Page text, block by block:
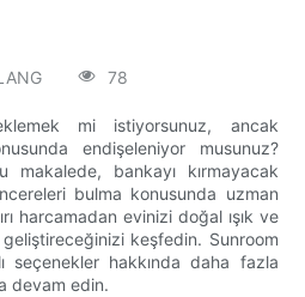
78
mi istiyorsunuz, ancak
endişeleniyor musunuz?
makalede, bankayı kırmayacak
bulma konusunda uzman
harcamadan evinizi doğal ışık ve
geliştireceğinizi keşfedin. Sunroom
seçenekler hakkında daha fazla
devam edin.